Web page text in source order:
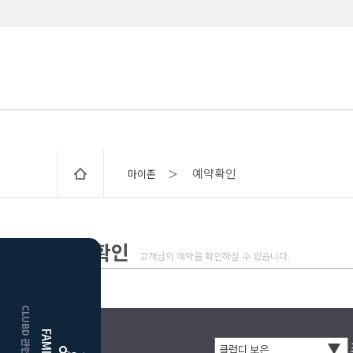
마이존 ＞ 예약확인
예약확인 고객님의 예약을 확인하실 수 있습니다.